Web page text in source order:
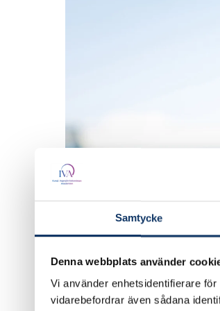
Samtycke
Denna webbplats använder
Vi använder enhetsidentifierare
vidarebefordrar även sådana